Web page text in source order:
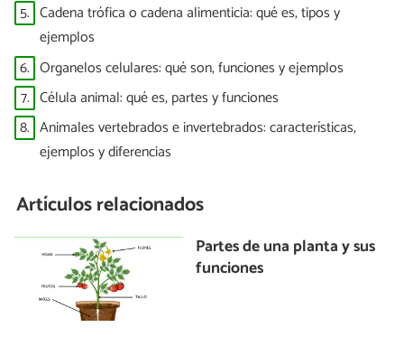
5. Cadena trófica o cadena alimenticia: qué es, tipos y
ejemplos
6. Organelos celulares: qué son, funciones y ejemplos
7. Célula animal: qué es, partes y funciones
8. Animales vertebrados e invertebrados: características,
ejemplos y diferencias
Artículos relacionados
Partes de una planta y sus
funciones